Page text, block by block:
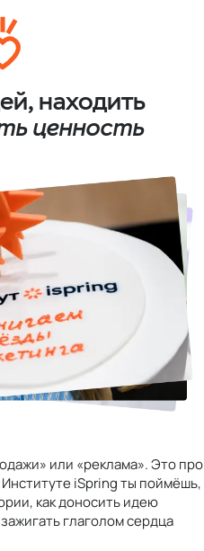
находить
ценность
или «реклама». Это про
iSpring ты поймёшь,
как доносить идею
глаголом сердца